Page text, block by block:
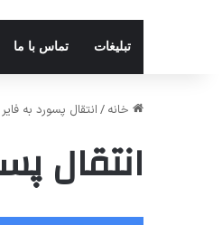
تبلیغات تماس با ما
خانه /انتقال پسورد به
انتقال